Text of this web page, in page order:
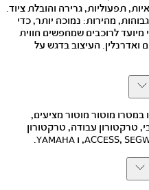
תפעוליות, גרירה והובלת ציוד.
מהירות: נמוכה יותר, כדי
לרוכבים שמחפשים חווית
ואדרנלין. העיצוב בדגש על
במטרו מוטור מוטור מציעים,
טרקטורון עבודה, טרקטורון